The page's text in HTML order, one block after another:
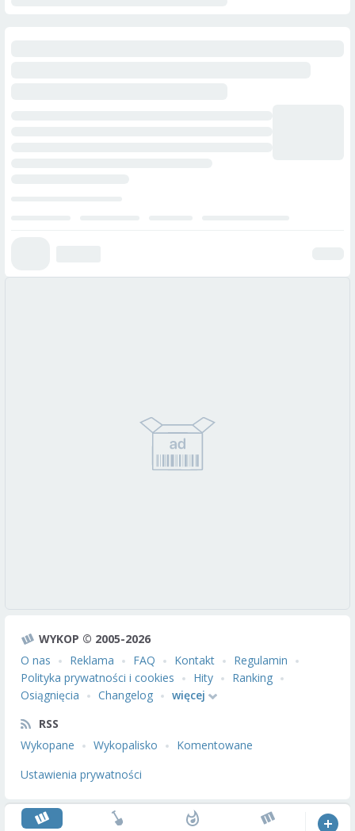
WYKOP © 2005-2026
O nas
Reklama FAQ Kontakt
Regulamin
Polityka prywatności i cookies
Hity
Ranking
Osiągnięcia
Changelog
więcej
RSS
Wykopane
Wykopalisko
Komentowane
Ustawienia prywatności